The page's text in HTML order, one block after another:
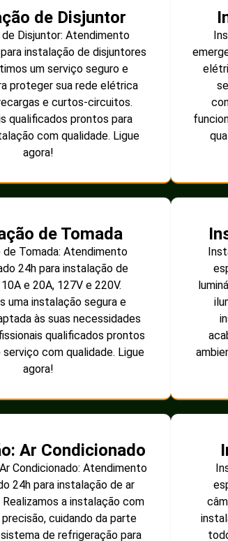
de Disjuntor
Disjuntor: Atendimento
instalação de disjuntores
um serviço seguro e
proteger sua rede elétrica
e curtos-circuitos.
qualificados prontos para
com qualidade. Ligue
agora!
de Tomada
de Tomada: Atendimento
24h para instalação de
e 20A, 127V e 220V.
uma instalação segura e
às suas necessidades
qualificados prontos
serviço com qualidade. Ligue
agora!
Ar Condicionado
Condicionado: Atendimento
24h para instalação de ar
a instalação com
cuidando da parte
de refrigeração para